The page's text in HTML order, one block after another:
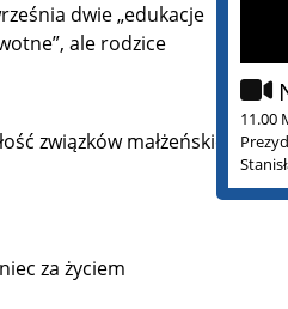
11.00
dwie „edukacje
ale rodzice
związków małżeńskich
za życiem